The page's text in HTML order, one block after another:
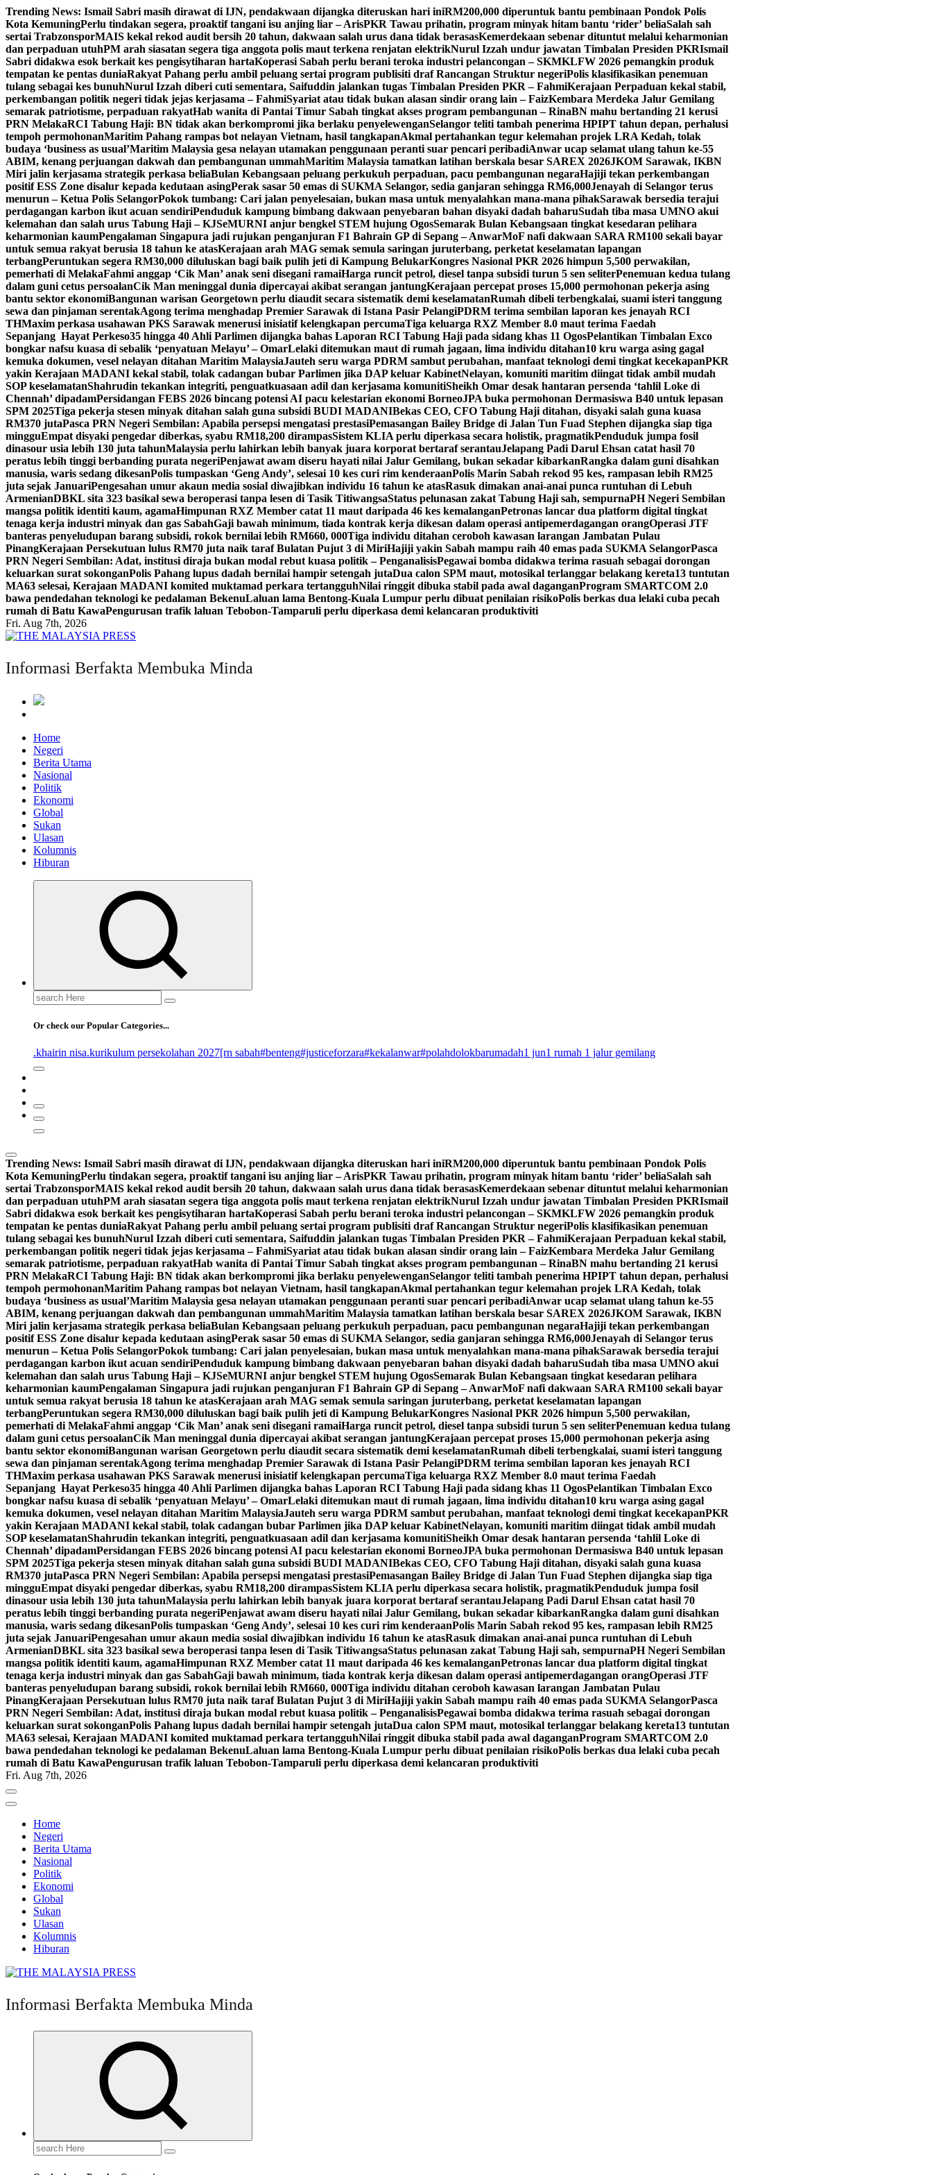
Skip
to
content
Trending News: Ismail Sabri masih dirawat di IJN, pendakwaan dijangka diteruskan hari iniRM200,000 diperuntuk bantu pembinaan Pondok Polis
Kota KemuningPerlu tindakan segera, proaktif tangani isu anjing liar – ArisPKR Tawau prihatin, program minyak hitam bantu ‘rider’ beliaSalah sah
sertai TrabzonsporMAIS kekal rekod audit bersih 20 tahun, dakwaan salah urus dana tidak berasasKemerdekaan sebenar dituntut melalui keharmonian
dan perpaduan utuhPM arah siasatan segera tiga anggota polis maut terkena renjatan elektrikNurul Izzah undur jawatan Timbalan Presiden PKRIsmail
Sabri didakwa esok berkait kes pengisytiharan hartaKoperasi Sabah perlu berani teroka industri pelancongan – SKMKLFW 2026 pemangkin produk
tempatan ke pentas duniaRakyat Pahang perlu ambil peluang sertai program publisiti draf Rancangan Struktur negeriPolis klasifikasikan penemuan
tulang sebagai kes bunuhNurul Izzah diberi cuti sementara, Saifuddin jalankan tugas Timbalan Presiden PKR – FahmiKerajaan Perpaduan kekal stabil,
perkembangan politik negeri tidak jejas kerjasama – FahmiSyariat atau tidak bukan alasan sindir orang lain – FaizKembara Merdeka Jalur Gemilang
semarak patriotisme, perpaduan rakyatHab wanita di Pantai Timur Sabah tingkat akses program pembangunan – RinaBN mahu bertanding 21 kerusi
PRN MelakaRCI Tabung Haji: BN tidak akan berkompromi jika berlaku penyelewenganSelangor teliti tambah penerima HPIPT tahun depan, perhalusi
tempoh permohonanMaritim Pahang rampas bot nelayan Vietnam, hasil tangkapanAkmal pertahankan tegur kelemahan projek LRA Kedah, tolak
budaya ‘business as usual’Maritim Malaysia gesa nelayan utamakan penggunaan peranti suar pencari peribadiAnwar ucap selamat ulang tahun ke-55
ABIM, kenang perjuangan dakwah dan pembangunan ummahMaritim Malaysia tamatkan latihan berskala besar SAREX 2026JKOM Sarawak, IKBN
Miri jalin kerjasama strategik perkasa beliaBulan Kebangsaan peluang perkukuh perpaduan, pacu pembangunan negaraHajiji tekan perkembangan
positif ESS Zone disalur kepada kedutaan asingPerak sasar 50 emas di SUKMA Selangor, sedia ganjaran sehingga RM6,000Jenayah di Selangor terus
menurun – Ketua Polis SelangorPokok tumbang: Cari jalan penyelesaian, bukan masa untuk menyalahkan mana-mana pihakSarawak bersedia terajui
perdagangan karbon ikut acuan sendiriPenduduk kampung bimbang dakwaan penyebaran bahan disyaki dadah baharuSudah tiba masa UMNO akui
kelemahan dan salah urus Tabung Haji – KJSeMURNI anjur bengkel STEM hujung OgosSemarak Bulan Kebangsaan tingkat kesedaran pelihara
keharmonian kaumPengalaman Singapura jadi rujukan penganjuran F1 Bahrain GP di Sepang – AnwarMoF nafi dakwaan SARA RM100 sekali bayar
untuk semua rakyat berusia 18 tahun ke atasKerajaan arah MAG semak semula saringan juruterbang, perketat keselamatan lapangan
terbangPeruntukan segera RM30,000 diluluskan bagi baik pulih jeti di Kampung BelukarKongres Nasional PKR 2026 himpun 5,500 perwakilan,
pemerhati di MelakaFahmi anggap ‘Cik Man’ anak seni disegani ramaiHarga runcit petrol, diesel tanpa subsidi turun 5 sen seliterPenemuan kedua tulang
dalam guni cetus persoalanCik Man meninggal dunia dipercayai akibat serangan jantungKerajaan percepat proses 15,000 permohonan pekerja asing
bantu sektor ekonomiBangunan warisan Georgetown perlu diaudit secara sistematik demi keselamatanRumah dibeli terbengkalai, suami isteri tanggung
sewa dan pinjaman serentakAgong terima menghadap Premier Sarawak di Istana Pasir PelangiPDRM terima sembilan laporan kes jenayah RCI
THMaxim perkasa usahawan PKS Sarawak menerusi inisiatif kelengkapan percumaTiga keluarga RXZ Member 8.0 maut terima Faedah
Sepanjang Hayat Perkeso35 hingga 40 Ahli Parlimen dijangka bahas Laporan RCI Tabung Haji pada sidang khas 11 OgosPelantikan Timbalan Exco
bongkar nafsu kuasa di sebalik ‘penyatuan Melayu’ – OmarLelaki ditemukan maut di rumah jagaan, lima individu ditahan10 kru warga asing gagal
kemuka dokumen, vesel nelayan ditahan Maritim MalaysiaJauteh seru warga PDRM sambut perubahan, manfaat teknologi demi tingkat kecekapanPKR
yakin Kerajaan MADANI kekal stabil, tolak cadangan bubar Parlimen jika DAP keluar KabinetNelayan, komuniti maritim diingat tidak ambil mudah
SOP keselamatanShahrudin tekankan integriti, penguatkuasaan adil dan kerjasama komunitiSheikh Omar desak hantaran persenda ‘tahlil Loke di
Chennah’ dipadamPersidangan FEBS 2026 bincang potensi AI pacu kelestarian ekonomi BorneoJPA buka permohonan Dermasiswa B40 untuk lepasan
SPM 2025Tiga pekerja stesen minyak ditahan salah guna subsidi BUDI MADANIBekas CEO, CFO Tabung Haji ditahan, disyaki salah guna kuasa
RM370 jutaPasca PRN Negeri Sembilan: Apabila persepsi mengatasi prestasiPemasangan Bailey Bridge di Jalan Tun Fuad Stephen dijangka siap tiga
mingguEmpat disyaki pengedar diberkas, syabu RM18,200 dirampasSistem KLIA perlu diperkasa secara holistik, pragmatikPenduduk jumpa fosil
dinasour usia lebih 130 juta tahunMalaysia perlu lahirkan lebih banyak juara korporat bertaraf serantauJelapang Padi Darul Ehsan catat hasil 70
peratus lebih tinggi berbanding purata negeriPenjawat awam diseru hayati nilai Jalur Gemilang, bukan sekadar kibarkanRangka dalam guni disahkan
manusia, waris sedang dikesanPolis tumpaskan ‘Geng Andy’, selesai 10 kes curi rim kenderaanPolis Marin Sabah rekod 95 kes, rampasan lebih RM25
juta sejak JanuariPengesahan umur akaun media sosial diwajibkan individu 16 tahun ke atasRasuk dimakan anai-anai punca runtuhan di Lebuh
ArmenianDBKL sita 323 basikal sewa beroperasi tanpa lesen di Tasik TitiwangsaStatus pelunasan zakat Tabung Haji sah, sempurnaPH Negeri Sembilan
mangsa politik identiti kaum, agamaHimpunan RXZ Member catat 11 maut daripada 46 kes kemalanganPetronas lancar dua platform digital tingkat
tenaga kerja industri minyak dan gas SabahGaji bawah minimum, tiada kontrak kerja dikesan dalam operasi antipemerdagangan orangOperasi JTF
banteras penyeludupan barang subsidi, rokok bernilai lebih RM660, 000Tiga individu ditahan ceroboh kawasan larangan Jambatan Pulau
PinangKerajaan Persekutuan lulus RM70 juta naik taraf Bulatan Pujut 3 di MiriHajiji yakin Sabah mampu raih 40 emas pada SUKMA SelangorPasca
PRN Negeri Sembilan: Adat, institusi diraja bukan modal rebut kuasa politik – PenganalisisPegawai bomba didakwa terima rasuah sebagai dorongan
keluarkan surat sokonganPolis Pahang lupus dadah bernilai hampir setengah jutaDua calon SPM maut, motosikal terlanggar belakang kereta13 tuntutan
MA63 selesai, Kerajaan MADANI komited muktamad perkara tertangguhNilai ringgit dibuka stabil pada awal daganganProgram SMARTCOM 2.0
bawa pendedahan teknologi ke pedalaman BekenuLaluan lama Bentong-Kuala Lumpur perlu dibuat penilaian risikoPolis berkas dua lelaki cuba pecah
rumah di Batu KawaPengurusan trafik laluan Tebobon-Tamparuli perlu diperkasa demi kelancaran produktiviti
Fri. Aug 7th, 2026
Informasi Berfakta Membuka Minda
Home
Negeri
Berita Utama
Nasional
Politik
Ekonomi
Global
Sukan
Ulasan
Kolumnis
Hiburan
Search
for:
Or check our Popular Categories...
.khairin nisa.kurikulum persekolahan 2027[rn sabah#benteng#justiceforzara#kekalanwar#polahdolokbarumadah1 jun1 rumah 1 jalur gemilang
Trending News: Ismail Sabri masih dirawat di IJN, pendakwaan dijangka diteruskan hari iniRM200,000 diperuntuk bantu pembinaan Pondok Polis
Kota KemuningPerlu tindakan segera, proaktif tangani isu anjing liar – ArisPKR Tawau prihatin, program minyak hitam bantu ‘rider’ beliaSalah sah
sertai TrabzonsporMAIS kekal rekod audit bersih 20 tahun, dakwaan salah urus dana tidak berasasKemerdekaan sebenar dituntut melalui keharmonian
dan perpaduan utuhPM arah siasatan segera tiga anggota polis maut terkena renjatan elektrikNurul Izzah undur jawatan Timbalan Presiden PKRIsmail
Sabri didakwa esok berkait kes pengisytiharan hartaKoperasi Sabah perlu berani teroka industri pelancongan – SKMKLFW 2026 pemangkin produk
tempatan ke pentas duniaRakyat Pahang perlu ambil peluang sertai program publisiti draf Rancangan Struktur negeriPolis klasifikasikan penemuan
tulang sebagai kes bunuhNurul Izzah diberi cuti sementara, Saifuddin jalankan tugas Timbalan Presiden PKR – FahmiKerajaan Perpaduan kekal stabil,
perkembangan politik negeri tidak jejas kerjasama – FahmiSyariat atau tidak bukan alasan sindir orang lain – FaizKembara Merdeka Jalur Gemilang
semarak patriotisme, perpaduan rakyatHab wanita di Pantai Timur Sabah tingkat akses program pembangunan – RinaBN mahu bertanding 21 kerusi
PRN MelakaRCI Tabung Haji: BN tidak akan berkompromi jika berlaku penyelewenganSelangor teliti tambah penerima HPIPT tahun depan, perhalusi
tempoh permohonanMaritim Pahang rampas bot nelayan Vietnam, hasil tangkapanAkmal pertahankan tegur kelemahan projek LRA Kedah, tolak
budaya ‘business as usual’Maritim Malaysia gesa nelayan utamakan penggunaan peranti suar pencari peribadiAnwar ucap selamat ulang tahun ke-55
ABIM, kenang perjuangan dakwah dan pembangunan ummahMaritim Malaysia tamatkan latihan berskala besar SAREX 2026JKOM Sarawak, IKBN
Miri jalin kerjasama strategik perkasa beliaBulan Kebangsaan peluang perkukuh perpaduan, pacu pembangunan negaraHajiji tekan perkembangan
positif ESS Zone disalur kepada kedutaan asingPerak sasar 50 emas di SUKMA Selangor, sedia ganjaran sehingga RM6,000Jenayah di Selangor terus
menurun – Ketua Polis SelangorPokok tumbang: Cari jalan penyelesaian, bukan masa untuk menyalahkan mana-mana pihakSarawak bersedia terajui
perdagangan karbon ikut acuan sendiriPenduduk kampung bimbang dakwaan penyebaran bahan disyaki dadah baharuSudah tiba masa UMNO akui
kelemahan dan salah urus Tabung Haji – KJSeMURNI anjur bengkel STEM hujung OgosSemarak Bulan Kebangsaan tingkat kesedaran pelihara
keharmonian kaumPengalaman Singapura jadi rujukan penganjuran F1 Bahrain GP di Sepang – AnwarMoF nafi dakwaan SARA RM100 sekali bayar
untuk semua rakyat berusia 18 tahun ke atasKerajaan arah MAG semak semula saringan juruterbang, perketat keselamatan lapangan
terbangPeruntukan segera RM30,000 diluluskan bagi baik pulih jeti di Kampung BelukarKongres Nasional PKR 2026 himpun 5,500 perwakilan,
pemerhati di MelakaFahmi anggap ‘Cik Man’ anak seni disegani ramaiHarga runcit petrol, diesel tanpa subsidi turun 5 sen seliterPenemuan kedua tulang
dalam guni cetus persoalanCik Man meninggal dunia dipercayai akibat serangan jantungKerajaan percepat proses 15,000 permohonan pekerja asing
bantu sektor ekonomiBangunan warisan Georgetown perlu diaudit secara sistematik demi keselamatanRumah dibeli terbengkalai, suami isteri tanggung
sewa dan pinjaman serentakAgong terima menghadap Premier Sarawak di Istana Pasir PelangiPDRM terima sembilan laporan kes jenayah RCI
THMaxim perkasa usahawan PKS Sarawak menerusi inisiatif kelengkapan percumaTiga keluarga RXZ Member 8.0 maut terima Faedah
Sepanjang Hayat Perkeso35 hingga 40 Ahli Parlimen dijangka bahas Laporan RCI Tabung Haji pada sidang khas 11 OgosPelantikan Timbalan Exco
bongkar nafsu kuasa di sebalik ‘penyatuan Melayu’ – OmarLelaki ditemukan maut di rumah jagaan, lima individu ditahan10 kru warga asing gagal
kemuka dokumen, vesel nelayan ditahan Maritim MalaysiaJauteh seru warga PDRM sambut perubahan, manfaat teknologi demi tingkat kecekapanPKR
yakin Kerajaan MADANI kekal stabil, tolak cadangan bubar Parlimen jika DAP keluar KabinetNelayan, komuniti maritim diingat tidak ambil mudah
SOP keselamatanShahrudin tekankan integriti, penguatkuasaan adil dan kerjasama komunitiSheikh Omar desak hantaran persenda ‘tahlil Loke di
Chennah’ dipadamPersidangan FEBS 2026 bincang potensi AI pacu kelestarian ekonomi BorneoJPA buka permohonan Dermasiswa B40 untuk lepasan
SPM 2025Tiga pekerja stesen minyak ditahan salah guna subsidi BUDI MADANIBekas CEO, CFO Tabung Haji ditahan, disyaki salah guna kuasa
RM370 jutaPasca PRN Negeri Sembilan: Apabila persepsi mengatasi prestasiPemasangan Bailey Bridge di Jalan Tun Fuad Stephen dijangka siap tiga
mingguEmpat disyaki pengedar diberkas, syabu RM18,200 dirampasSistem KLIA perlu diperkasa secara holistik, pragmatikPenduduk jumpa fosil
dinasour usia lebih 130 juta tahunMalaysia perlu lahirkan lebih banyak juara korporat bertaraf serantauJelapang Padi Darul Ehsan catat hasil 70
peratus lebih tinggi berbanding purata negeriPenjawat awam diseru hayati nilai Jalur Gemilang, bukan sekadar kibarkanRangka dalam guni disahkan
manusia, waris sedang dikesanPolis tumpaskan ‘Geng Andy’, selesai 10 kes curi rim kenderaanPolis Marin Sabah rekod 95 kes, rampasan lebih RM25
juta sejak JanuariPengesahan umur akaun media sosial diwajibkan individu 16 tahun ke atasRasuk dimakan anai-anai punca runtuhan di Lebuh
ArmenianDBKL sita 323 basikal sewa beroperasi tanpa lesen di Tasik TitiwangsaStatus pelunasan zakat Tabung Haji sah, sempurnaPH Negeri Sembilan
mangsa politik identiti kaum, agamaHimpunan RXZ Member catat 11 maut daripada 46 kes kemalanganPetronas lancar dua platform digital tingkat
tenaga kerja industri minyak dan gas SabahGaji bawah minimum, tiada kontrak kerja dikesan dalam operasi antipemerdagangan orangOperasi JTF
banteras penyeludupan barang subsidi, rokok bernilai lebih RM660, 000Tiga individu ditahan ceroboh kawasan larangan Jambatan Pulau
PinangKerajaan Persekutuan lulus RM70 juta naik taraf Bulatan Pujut 3 di MiriHajiji yakin Sabah mampu raih 40 emas pada SUKMA SelangorPasca
PRN Negeri Sembilan: Adat, institusi diraja bukan modal rebut kuasa politik – PenganalisisPegawai bomba didakwa terima rasuah sebagai dorongan
keluarkan surat sokonganPolis Pahang lupus dadah bernilai hampir setengah jutaDua calon SPM maut, motosikal terlanggar belakang kereta13 tuntutan
MA63 selesai, Kerajaan MADANI komited muktamad perkara tertangguhNilai ringgit dibuka stabil pada awal daganganProgram SMARTCOM 2.0
bawa pendedahan teknologi ke pedalaman BekenuLaluan lama Bentong-Kuala Lumpur perlu dibuat penilaian risikoPolis berkas dua lelaki cuba pecah
rumah di Batu KawaPengurusan trafik laluan Tebobon-Tamparuli perlu diperkasa demi kelancaran produktiviti
Fri. Aug 7th, 2026
Home
Negeri
Berita Utama
Nasional
Politik
Ekonomi
Global
Sukan
Ulasan
Kolumnis
Hiburan
Informasi Berfakta Membuka Minda
Search
for: